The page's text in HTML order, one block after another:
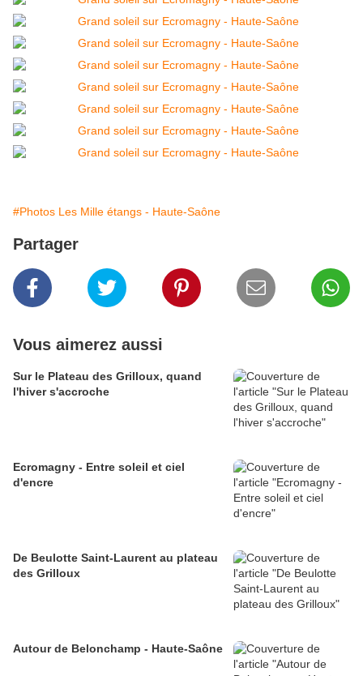
#Photos Les Mille étangs - Haute-Saône
Partager
Vous aimerez aussi
Sur le Plateau des Grilloux, quand
l'hiver s'accroche
Ecromagny - Entre soleil et ciel
d'encre
De Beulotte Saint-Laurent au plateau
des Grilloux
Autour de Belonchamp - Haute-Saône